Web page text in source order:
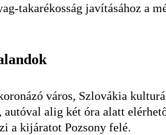
takarékosság javításához a
város, Szlovákia
alig két óra alatt
a kijáratot Pozsony felé.